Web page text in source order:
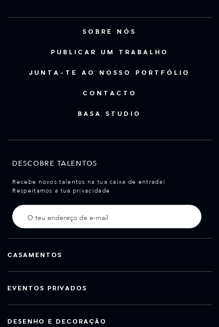
SOBRE NÓS
PUBLICAR UM TRABALHO
JUNTA-TE AO NOSSO PORTFÓLIO
CONTACTO
BASA STUDIO
DESCOBRE TALENTOS
Recebe novos talentos na tua caixa de entrada!
Respeitamos a tua privacidade
CASAMENTOS
EVENTOS PRIVADOS
DESENHO E DECORAÇÃO